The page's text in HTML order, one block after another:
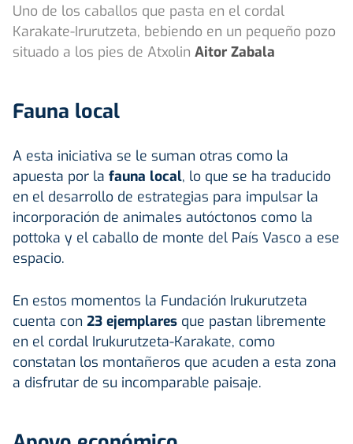
Uno de los caballos que pasta en el cordal
Karakate-Irurutzeta, bebiendo en un pequeño pozo
situado a los pies de Atxolin Aitor Zabala
Fauna local
A esta iniciativa se le suman otras como la
apuesta por la fauna local, lo que se ha traducido
en el desarrollo de estrategias para impulsar la
incorporación de animales autóctonos como la
pottoka y el caballo de monte del País Vasco a ese
espacio.
En estos momentos la Fundación Irukurutzeta
cuenta con 23 ejemplares que pastan libremente
en el cordal Irukurutzeta-Karakate, como
constatan los montañeros que acuden a esta zona
a disfrutar de su incomparable paisaje.